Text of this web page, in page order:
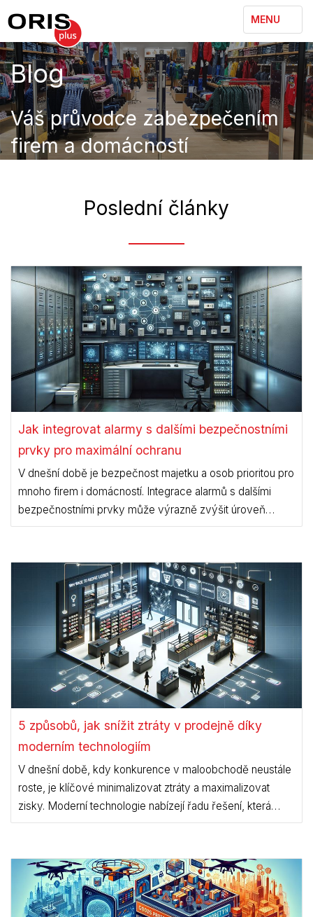
TOGGLE
NAVIGATION
MENU
Blog
Váš průvodce zabezpečením
firem a domácností
Poslední články
Jak integrovat alarmy s dalšími bezpečnostními
prvky pro maximální ochranu
V dnešní době je bezpečnost majetku a osob prioritou pro
mnoho firem i domácností. Integrace alarmů s dalšími
bezpečnostními prvky může výrazně zvýšit úroveň
ochrany a zajistit klidný spánek. V tomto článku se
systémy a jaké výhody to přináší.
5 způsobů, jak snížit ztráty v prodejně díky
moderním technologiím
V dnešní době, kdy konkurence v maloobchodě neustále
roste, je klíčové minimalizovat ztráty a maximalizovat
zisky. Moderní technologie nabízejí řadu řešení, která
mohou pomoci snížit ztráty v prodejnách. V tomto článku